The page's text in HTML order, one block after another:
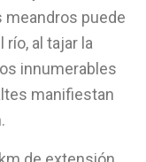
meandros puede
río, al tajar la
innumerables
manifiestan